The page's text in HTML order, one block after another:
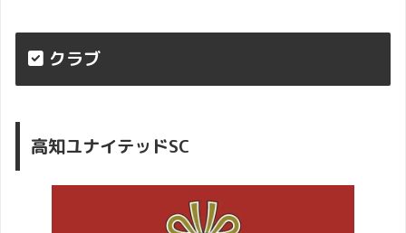
クラブ
高知ユナイテッドSC